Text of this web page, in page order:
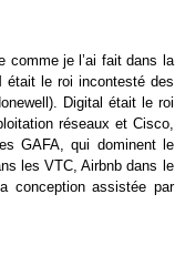
comme je l’ai fait dans la
était le roi incontesté des
Digital était le roi
réseaux et Cisco,
GAFA, qui dominent le
les VTC, Airbnb dans le
conception assistée par